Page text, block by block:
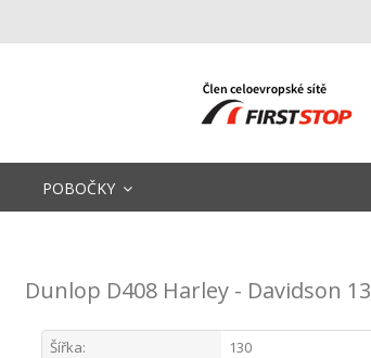
POBOČKY
Dunlop D408 Harley - Davidson
Šířka: 130